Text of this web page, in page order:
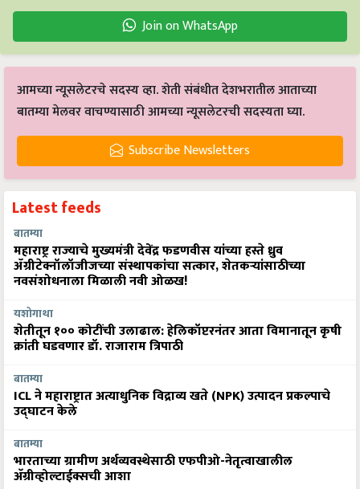
Join on WhatsApp
आमच्या न्यूसलेटरचे सदस्य व्हा. शेती संबंधीत देशभरातील आताच्या
बातम्या मेलवर वाचण्यासाठी आमच्या न्यूसलेटरची सदस्यता घ्या.
Subscribe Newsletters
Latest feeds
बातम्या
महाराष्ट्र राज्याचे मुख्यमंत्री देवेंद्र फडणवीस यांच्या हस्ते ध्रुव
ॲग्रीटेक्नॉलॉजीजच्या संस्थापकांचा सत्कार, शेतकऱ्यांसाठीच्या
नवसंशोधनाला मिळाली नवी ओळख!
यशोगाथा
शेतीतून १०० कोटींची उलाढाल: हेलिकॉप्टरनंतर आता विमानातून कृषी
क्रांती घडवणार डॉ. राजाराम त्रिपाठी
बातम्या
ICL ने महाराष्ट्रात अत्याधुनिक विद्राव्य खते (NPK) उत्पादन प्रकल्पाचे
उद्घाटन केले
बातम्या
भारताच्या ग्रामीण अर्थव्यवस्थेसाठी एफपीओ-नेतृत्वाखालील
अ‍ॅग्रीव्होल्टाईक्सची आशा